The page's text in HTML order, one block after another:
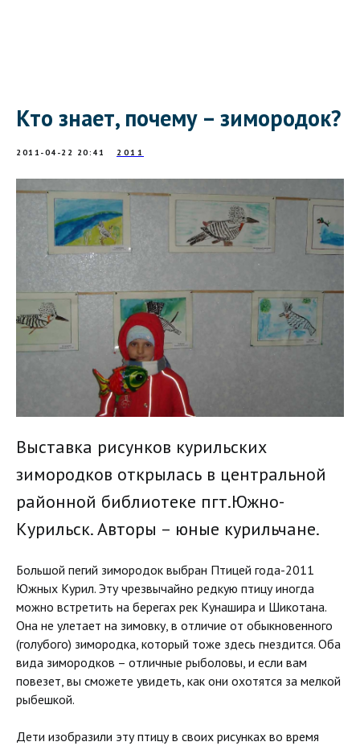
Кто знает, почему – зимородок?
2011-04-22 20:41 2011
Выставка рисунков курильских
зимородков открылась в центральной
районной библиотеке пгт.Южно-
Курильск. Авторы – юные курильчане.
Большой пегий зимородок выбран Птицей года-2011
Южных Курил. Эту чрезвычайно редкую птицу иногда
можно встретить на берегах рек Кунашира и Шикотана.
Она не улетает на зимовку, в отличие от обыкновенного
(голубого) зимородка, который тоже здесь гнездится. Оба
вида зимородков – отличные рыболовы, и если вам
повезет, вы сможете увидеть, как они охотятся за мелкой
рыбешкой.
Дети изобразили эту птицу в своих рисунках во время